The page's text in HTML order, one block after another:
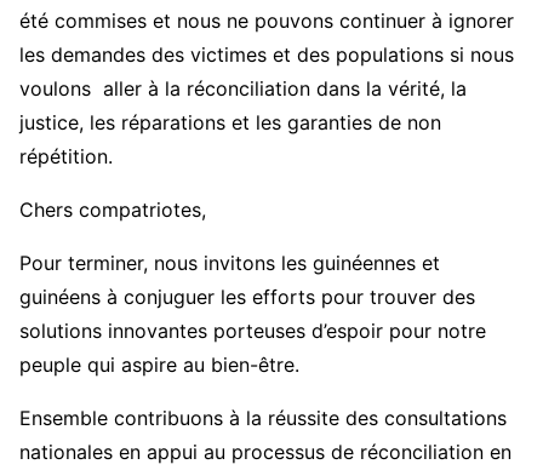
été commises et nous ne pouvons continuer à ignorer
les demandes des victimes et des populations si nous
voulons aller à la réconciliation dans la vérité, la
justice, les réparations et les garanties de non
répétition.
Chers compatriotes,
Pour terminer, nous invitons les guinéennes et
guinéens à conjuguer les efforts pour trouver des
solutions innovantes porteuses d’espoir pour notre
peuple qui aspire au bien-être.
Ensemble contribuons à la réussite des consultations
nationales en appui au processus de réconciliation en